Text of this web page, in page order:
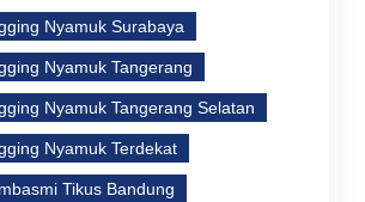
Nyamuk Surabaya
Nyamuk Tangerang
Nyamuk Tangerang Selatan
Nyamuk Terdekat
Tikus Bandung